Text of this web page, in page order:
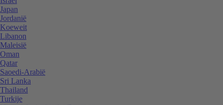
Japan
Jordanië
Koeweit
Libanon
Maleisië
Oman
Qatar
Saoedi-Arabië
Sri Lanka
Thailand
Turkije